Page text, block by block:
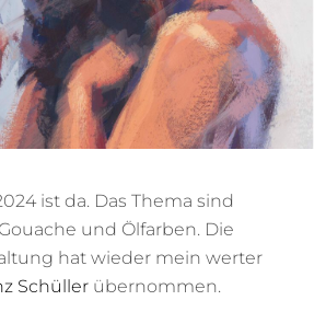
ist da. Das Thema sind
und Ölfarben. Die
hat wieder mein werter
Schüller übernommen.